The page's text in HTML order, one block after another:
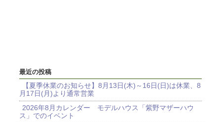
最近の投稿
【夏季休業のお知らせ】8月13日(木)～16日(日)は休業、8
月17日(月)より通常営業
2026年8月カレンダー モデルハウス「紫野マザーハウ
ス」でのイベント